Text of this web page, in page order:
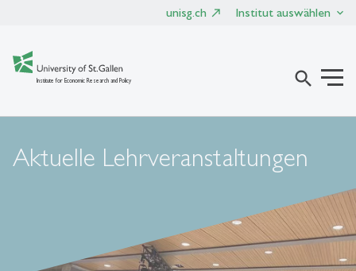
unisg.ch Institut auswählen
Institute for Economic Research and Policy search
Aktuelle Lehrveranstaltungen